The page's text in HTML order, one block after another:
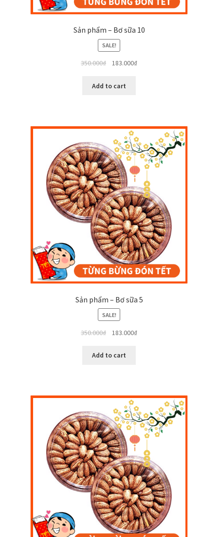
Sản phẩm – Bơ sữa 10
SALE!
350.000₫ 183.000₫
Add to cart
Sản phẩm – Bơ sữa 5
SALE!
350.000₫ 183.000₫
Add to cart